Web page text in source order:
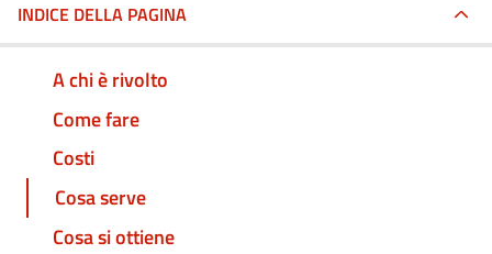
INDICE DELLA PAGINA
A chi è rivolto
Come fare
Costi
Cosa serve
Cosa si ottiene